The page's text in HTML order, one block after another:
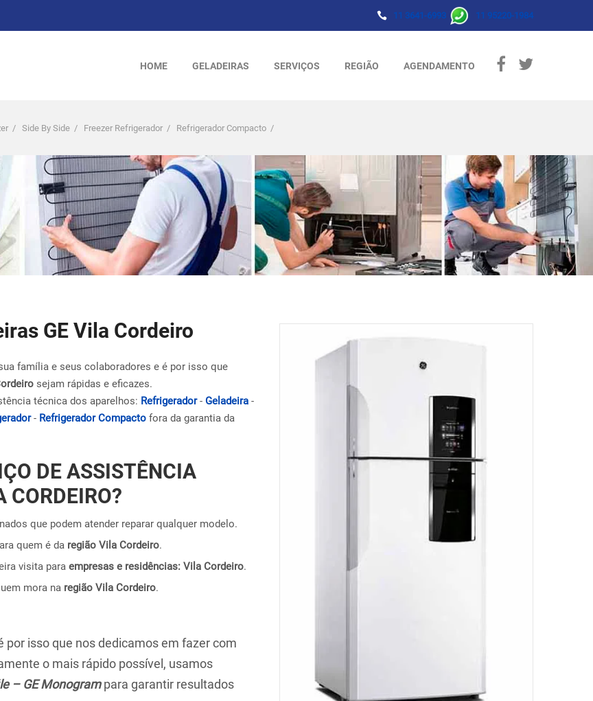
11 3641-6993 11 95220-1984
HOME GELADEIRAS SERVIÇOS REGIÃO AGENDAMENTO
/ Side By Side / Freezer Refrigerador / Refrigerador Compacto /
GE Vila Cordeiro
família e seus colaboradores e é por isso que
sejam rápidas e eficazes.
técnica dos aparelhos: Refrigerador- Geladeira -
- Refrigerador Compacto fora da garantia da
DE ASSISTÊNCIA
CORDEIRO?
que podem atender reparar qualquer modelo.
quem é da região Vila Cordeiro.
visita para empresas e residências: Vila Cordeiro.
mora na região Vila Cordeiro.
isso que nos dedicamos em fazer com
o mais rápido possível, usamos
– GE Monogrampara garantir resultados